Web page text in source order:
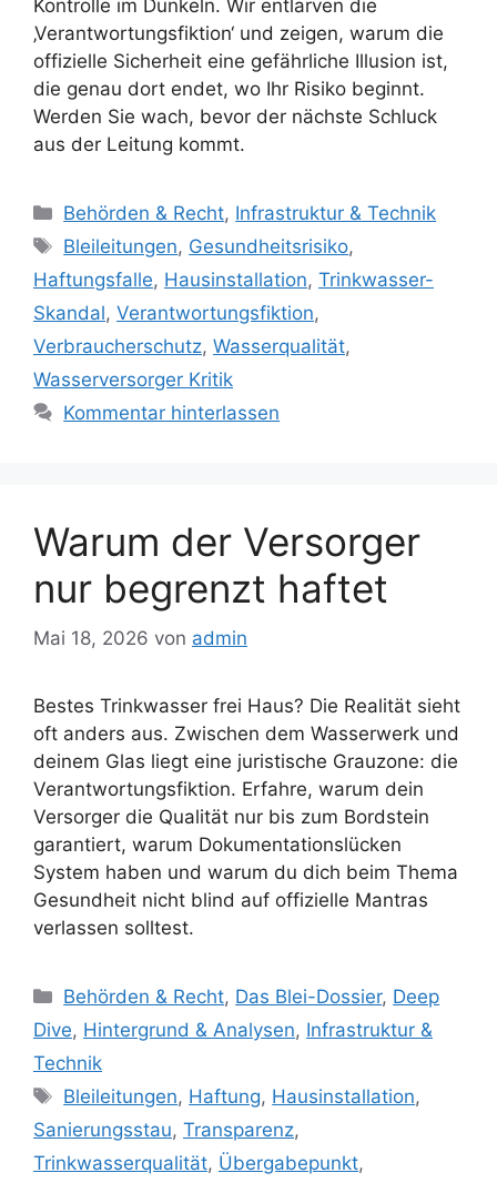
Kontrolle im Dunkeln. Wir entlarven die
‚Verantwortungsfiktion‘ und zeigen, warum die
offizielle Sicherheit eine gefährliche Illusion ist,
die genau dort endet, wo Ihr Risiko beginnt.
Werden Sie wach, bevor der nächste Schluck
aus der Leitung kommt.
Kategorien
Behörden & Recht, Infrastruktur & Technik
Schlagwörter
Bleileitungen, Gesundheitsrisiko,
Haftungsfalle, Hausinstallation, Trinkwasser-
Skandal, Verantwortungsfiktion,
Verbraucherschutz, Wasserqualität,
Wasserversorger Kritik
Kommentar hinterlassen
Warum der Versorger
nur begrenzt haftet
Mai 18, 2026 von admin
Bestes Trinkwasser frei Haus? Die Realität sieht
oft anders aus. Zwischen dem Wasserwerk und
deinem Glas liegt eine juristische Grauzone: die
Verantwortungsfiktion. Erfahre, warum dein
Versorger die Qualität nur bis zum Bordstein
garantiert, warum Dokumentationslücken
System haben und warum du dich beim Thema
Gesundheit nicht blind auf offizielle Mantras
verlassen solltest.
Kategorien
Behörden & Recht, Das Blei-Dossier, Deep
Dive, Hintergrund & Analysen, Infrastruktur &
Technik
Schlagwörter
Bleileitungen, Haftung, Hausinstallation,
Sanierungsstau, Transparenz,
Trinkwasserqualität, Übergabepunkt,